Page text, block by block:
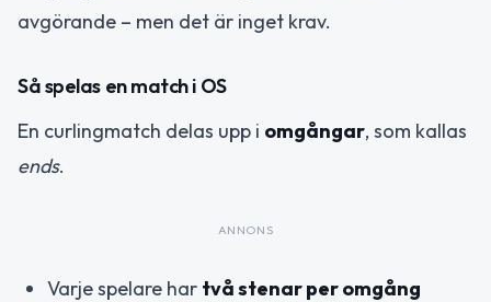
avgörande – men det är inget krav.
Så spelas en match i OS
En curlingmatch delas upp i omgångar, som kallas
ends.
ANNONS
Varje spelare har två stenar per omgång